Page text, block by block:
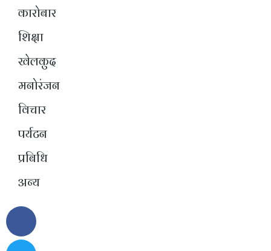
कारोबार
शिक्षा
खेलकुद
मनोरंजन
विचार
पर्यटन
प्रबिधि
अन्य